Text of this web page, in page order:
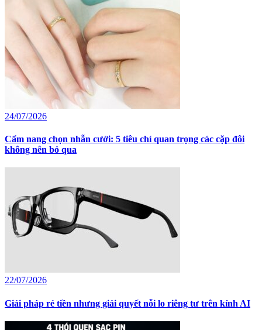
24/07/2026
Cẩm nang chọn nhẫn cưới: 5 tiêu chí quan trọng các cặp đôi
không nên bỏ qua
22/07/2026
Giải pháp rẻ tiền nhưng giải quyết nỗi lo riêng tư trên kính AI